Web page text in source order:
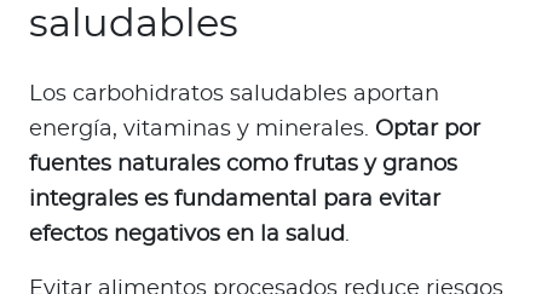
saludables
Los carbohidratos saludables aportan
energía, vitaminas y minerales. Optar por
fuentes naturales como frutas y granos
integrales es fundamental para evitar
efectos negativos en la salud.